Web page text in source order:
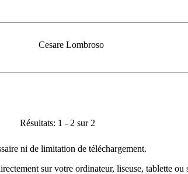
Cesare Lombroso
Résultats: 1 - 2 sur 2
ni de limitation de téléchargement.
sur votre ordinateur, liseuse, tablette ou